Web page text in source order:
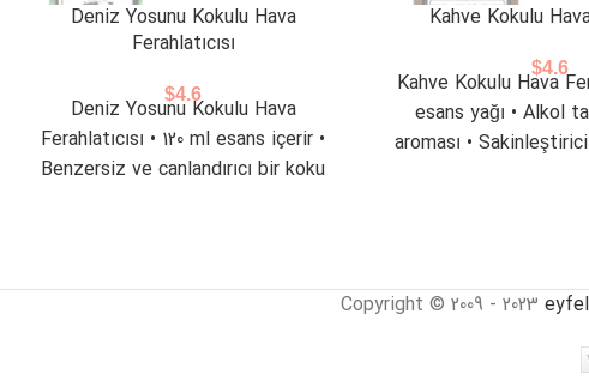
Deniz Yosunu Kokulu Hava
Ferahlatıcısı
$4.6
Deniz Yosunu Kokulu Hava
Ferahlatıcısı • 120 ml esans içerir •
Benzersiz ve canlandırıcı bir koku
Kahve Kokulu
$4.6
Kahve Kokulu Hava
esans yağı • Alkol
aroması •
Copyright © 2009 - 2023